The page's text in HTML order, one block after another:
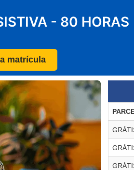
- 80 HORAS
matrícula